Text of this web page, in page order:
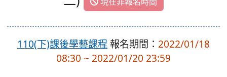
110(下)課後學藝課程 報名期間： 2022/01/18
08:30 ~ 2022/01/20 23:59